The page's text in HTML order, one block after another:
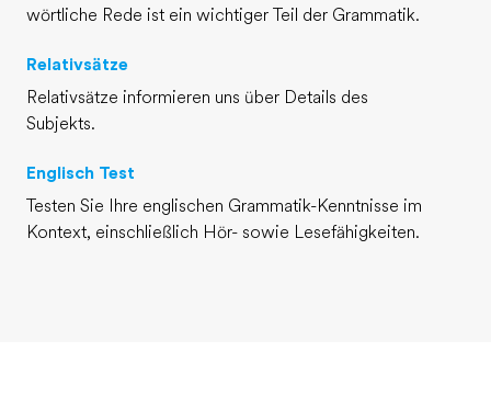
wörtliche Rede ist ein wichtiger Teil der Grammatik.
Relativsätze
Relativsätze informieren uns über Details des
Subjekts.
Englisch Test
Testen Sie Ihre englischen Grammatik-Kenntnisse im
Kontext, einschließlich Hör- sowie Lesefähigkeiten.